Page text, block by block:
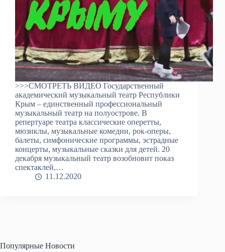
>>>СМОТРЕТЬ ВИДЕО Государственный
академический музыкальный театр Республики
Крым – единственный профессиональный
музыкальный театр на полуострове. В
репертуаре театра классические оперетты,
мюзиклы, музыкальные комедии, рок-оперы,
балеты, симфонические программы, эстрадные
концерты, музыкальные сказки для детей. 20
декабря музыкальный театр возобновит показ
спектаклей,…
11.12.2020
Популярные Новости